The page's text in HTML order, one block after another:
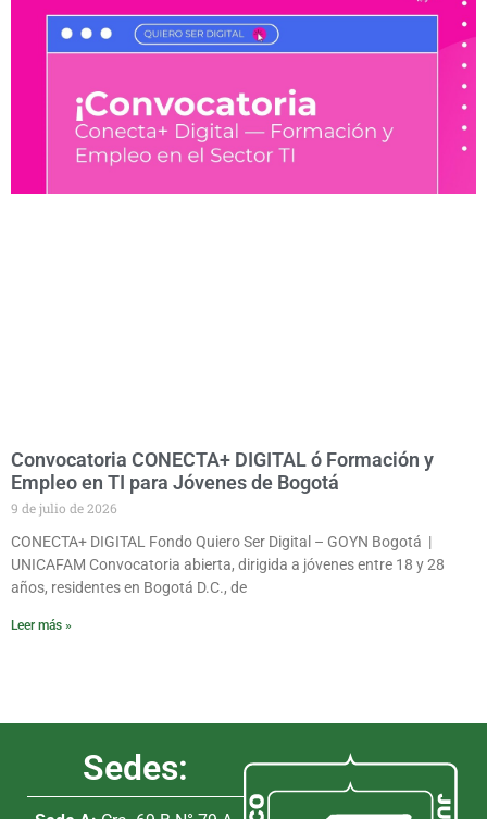
Convocatoria CONECTA+ DIGITAL ó Formación y
Empleo en TI para Jóvenes de Bogotá
9 de julio de 2026
CONECTA+ DIGITAL Fondo Quiero Ser Digital – GOYN Bogotá |
UNICAFAM Convocatoria abierta, dirigida a jóvenes entre 18 y 28
años, residentes en Bogotá D.C., de
Leer más »
Sedes: